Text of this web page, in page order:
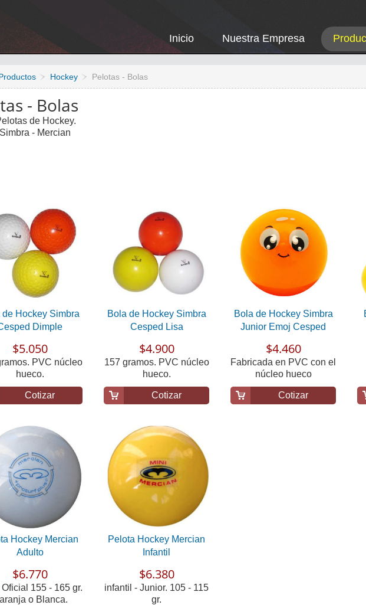
Inicio Nuestra Empresa
Hockey Pelotas - Bolas
- Bolas
de Hockey.
- Mercian
de Hockey Simbra
Dimple
$5.050
PVC núcleo
hueco.
Cotizar
Bola de Hockey Simbra
Cesped Lisa
$4.900
157 gramos. PVC núcleo
hueco.
Cotizar
Bola de Hockey Simbra
Junior Emoj Cesped
$4.460
Fabricada en PVC con el
núcleo hueco
Cotizar
Hockey Mercian
Adulto
$6.770
Oficial 155 - 165 gr.
o Blanca.
Pelota Hockey Mercian
Infantil
$6.380
infantil - Junior. 105 - 115
gr.